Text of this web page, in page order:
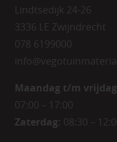
Lindtsedijk 24-26
3336 LE Zwijndrecht
078 6199000
Maandag t/m
07:00 – 17:00
Zaterdag: 08:30 –